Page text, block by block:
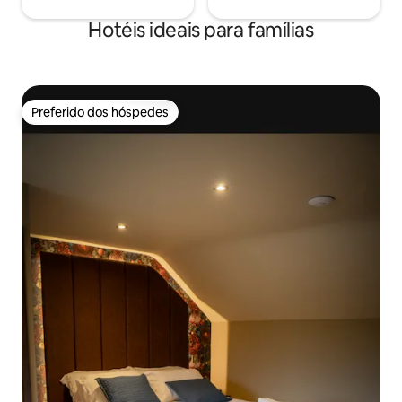
Hotéis ideais para famílias
Preferido dos hóspedes
Preferido dos hóspedes